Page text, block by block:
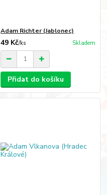
Adam Richter (Jablonec)
49 Kč/ks Skladem
Přidat do košíku